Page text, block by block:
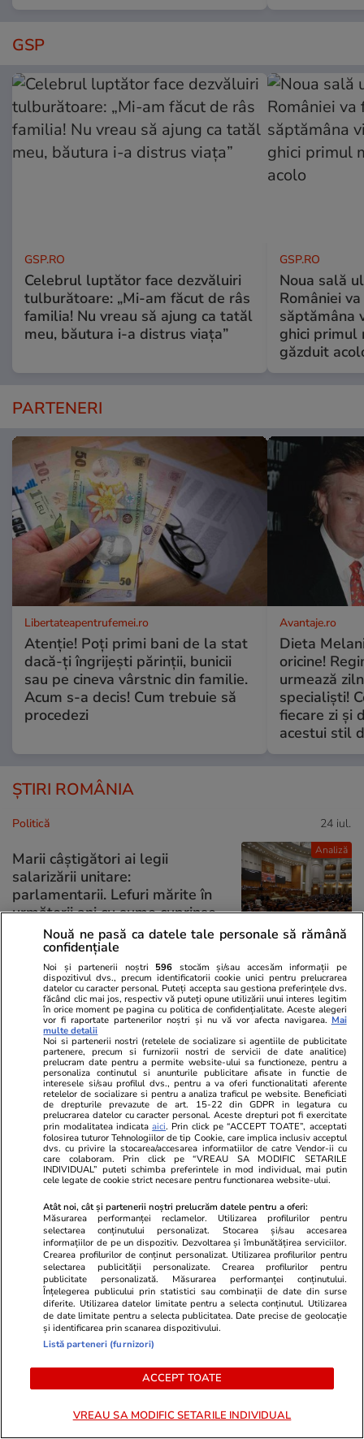
GSP
GSP.RO
Celebrul luptător face dezvăluiri
tulburătoare: „Mi-am făcut de râs
familia! Nu vreau să ajung ca tatăl
meu, băutura i-a distrus viața”
GSP.RO
Noua sală
României
săptămâna
ghici primul
găzduit
PARTENERI
Libertateapentrufemei.ro
Atenție! Poți primi bani de la stat
dacă-ți îngrijești părinții, bunicii
sau pe cineva vârstnic din familie.
Acum s-a decis! Cum trebuie să
procedezi
Avantaje.ro
Dieta
oricine!
urmează
specialiști!
fiecare zi și
acestui stil
ȘTIRI ROMÂNIA
Analiză
Politică 24 iul.
Marii câștigători ai legii
salarizării unitare:
parlamentarii. Lefuri mărite în
următorii ani cu sume cuprinse
în 5.000 și 7.000 de lei
Exclusiv
Politică 24 iul.
SURSE Război politic total. PNL
pregătește trimiterea acasă a
garniturilor doi și trei din
instituțiile statului și
deconcentratele ocupate de
oamenii PSD
PARTENERI
lavă“. Arheologul Darius Arya
aruncat cu
Nouă ne pasă ca datele tale personale să rămână
confidențiale
Noi și partenerii noștri 596 stocăm și/sau accesăm informații pe
dispozitivul dvs., precum identificatorii cookie unici pentru prelucrarea
datelor cu caracter personal. Puteți accepta sau gestiona preferințele dvs.
făcând clic mai jos, respectiv vă puteți opune utilizării unui interes legitim
în orice moment pe pagina cu politica de confidențialitate. Aceste alegeri
vor fi raportate partenerilor noștri și nu vă vor afecta navigarea. Mai
multe detalii
Noi si partenerii nostri (retelele de socializare si agentiile de publicitate
partenere, precum si furnizorii nostri de servicii de date analitice)
prelucram date pentru a permite website-ului sa functioneze, pentru a
personaliza continutul si anunturile publicitare afisate in functie de
interesele si/sau profilul dvs., pentru a va oferi functionalitati aferente
retelelor de socializare si pentru a analiza traficul pe website. Beneficiati
de drepturile prevazute de art. 15-22 din GDPR in legatura cu
prelucrarea datelor cu caracter personal. Aceste drepturi pot fi exercitate
prin modalitatea indicataaici. Prin click pe “ACCEPT TOATE”, acceptati
folosirea tuturor Tehnologiilor de tip Cookie, care implica inclusiv acceptul
dvs. cu privire la stocarea/accesarea informatiilor de catre Vendor-ii cu
care colaboram. Prin click pe “VREAU SA MODIFIC SETARILE
INDIVIDUAL” puteti schimba preferintele in mod individual, mai putin
cele legate de cookie strict necesare pentru functionarea website-ului.
Atât noi, cât și partenerii noștri prelucrăm datele pentru a oferi:
Măsurarea performanței reclamelor. Utilizarea profilurilor pentru
selectarea conținutului personalizat. Stocarea și/sau accesarea
informațiilor de pe un dispozitiv. Dezvoltarea și îmbunătățirea serviciilor.
Crearea profilurilor de conținut personalizat. Utilizarea profilurilor pentru
selectarea publicității personalizate. Crearea profilurilor pentru
publicitate personalizată. Măsurarea performanței conținutului.
Înțelegerea publicului prin statistici sau combinații de date din surse
diferite. Utilizarea datelor limitate pentru a selecta conținutul. Utilizarea
de date limitate pentru a selecta publicitatea. Date precise de geolocație
și identificarea prin scanarea dispozitivului.
Listă parteneri (furnizori)
ACCEPT TOATE
VREAU SA MODIFIC SETARILE INDIVIDUAL